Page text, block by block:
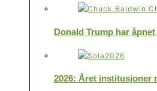
Donald Trump har
2026: Året institusjoner